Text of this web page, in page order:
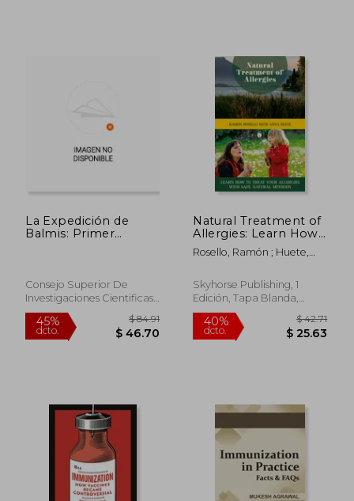
45% 40%
La Expedición de
Balmis: Primer
Consejo Superior De
Investigaciones Cientificas,
2021, 1 Edición, Tapa Dura,
Nuevo
Natural Treatment of
Allergies: Learn How
to Treat Your
Allergies with Safe,
Inglés)
Rosello, Ramón ; Huete,
Skyhorse Publishing, 1
Edición, Tapa Blanda,
Nuevo